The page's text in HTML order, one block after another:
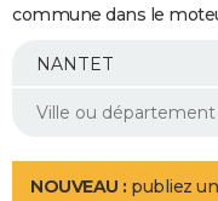
Essais
Réserver un essai
Citadines
Berlines
SUV
Forum auto
+
Mobiles
Meilleur smartphone
Internet
Ordinateurs
Jeux vidéo
Guide high-tech
Aménagement intérieur
LIFESTYLE
commune dans le
NOUVEAU : publiez un